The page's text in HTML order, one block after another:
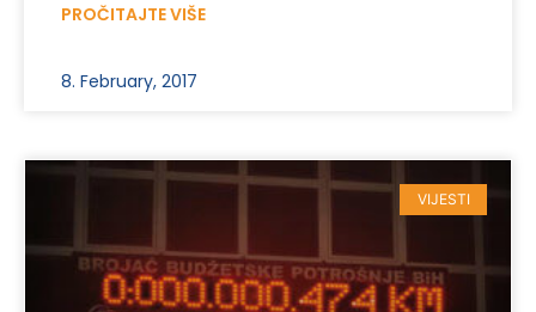
PROČITAJTE VIŠE
8. February, 2017
VIJESTI